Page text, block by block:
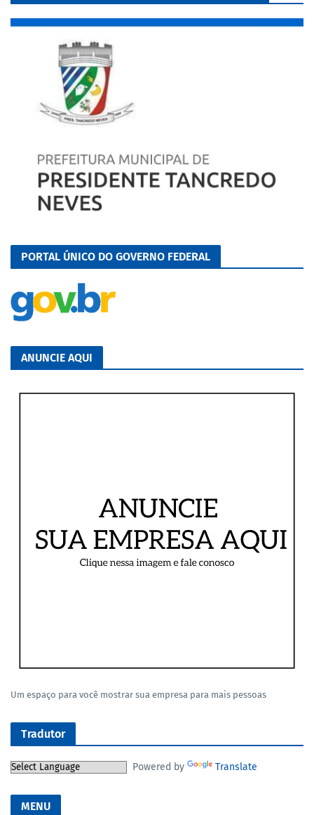
PORTAL ÚNICO DO GOVERNO FEDERAL
ANUNCIE AQUI
Um espaço para você mostrar sua empresa para mais pessoas
Tradutor
Powered by Translate
MENU